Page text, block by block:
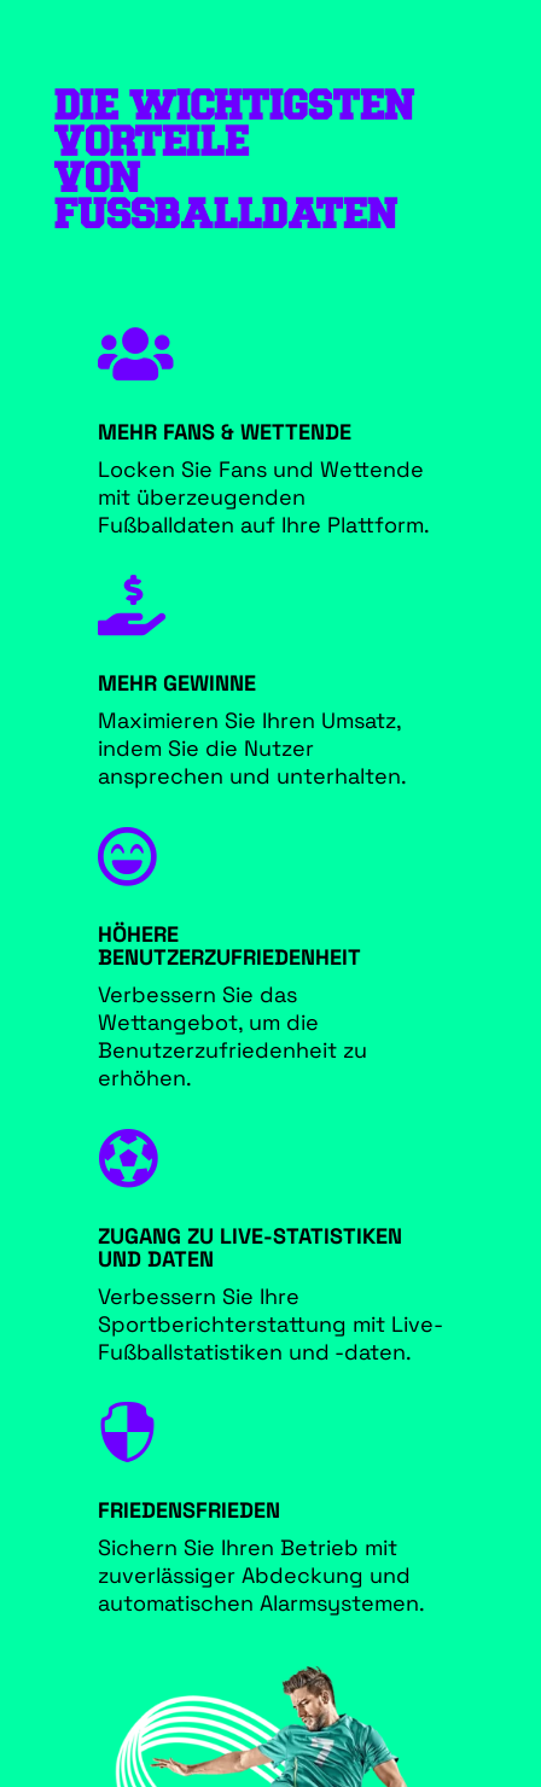
DIE WICHTIGSTEN
VORTEILE
VON
FUSSBALLDATEN

MEHR FANS & WETTENDE
Locken Sie Fans und Wettende
mit überzeugenden
Fußballdaten auf Ihre Plattform.

MEHR GEWINNE
Maximieren Sie Ihren Umsatz,
indem Sie die Nutzer
ansprechen und unterhalten.

HÖHERE
BENUTZERZUFRIEDENHEIT
Verbessern Sie das
Wettangebot, um die
Benutzerzufriedenheit zu
erhöhen.

ZUGANG ZU LIVE-STATISTIKEN
UND DATEN
Verbessern Sie Ihre
Sportberichterstattung mit Live-
Fußballstatistiken und -daten.

FRIEDENSFRIEDEN
Sichern Sie Ihren Betrieb mit
zuverlässiger Abdeckung und
automatischen Alarmsystemen.